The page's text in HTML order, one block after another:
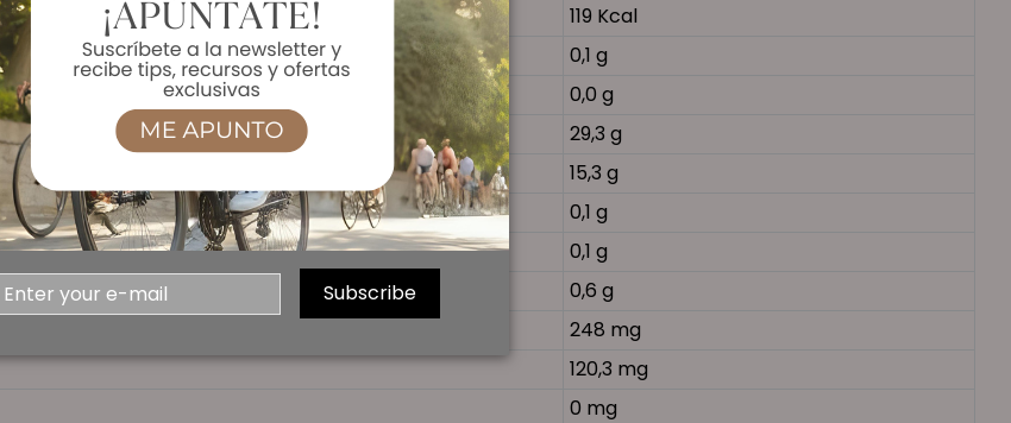
119 Kcal
0,1 g
0,0 g
29,3 g
15,3 g
0,1 g
0,1 g
0,6 g
248 mg
120,3 mg
0 mg
Subscribe